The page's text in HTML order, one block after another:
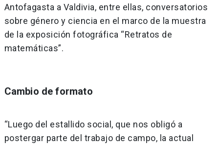
Antofagasta a Valdivia, entre ellas, conversatorios
sobre género y ciencia en el marco de la muestra
de la exposición fotográfica “Retratos de
matemáticas”.
Cambio de formato
“Luego del estallido social, que nos obligó a
postergar parte del trabajo de campo, la actual